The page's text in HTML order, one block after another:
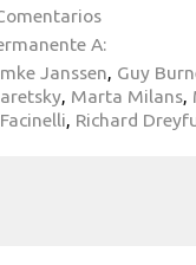
A:
Janssen, Guy
, Marta Milans,
, Richard